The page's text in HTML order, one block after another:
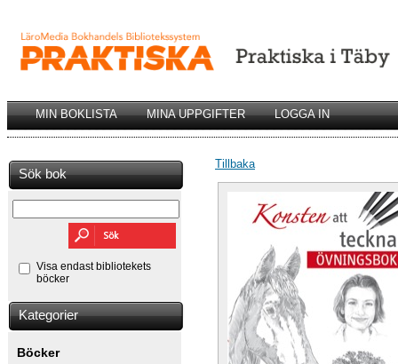
MIN BOKLISTA MINA UPPGIFTER LOGGA IN
Sök bok
Visa endast bibliotekets
böcker
Kategorier
Böcker
Tillbaka